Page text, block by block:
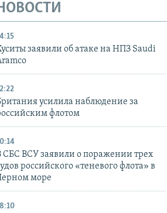
заявили об атаке на НПЗ Saudi
усилила наблюдение за
флотом
СБС ВСУ заявили о поражении трех
российского «теневого флота» в
море